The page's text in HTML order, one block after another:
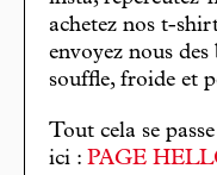
achetez nos t-
envoyez nous
souffle, froide et
Tout cela se
ici : PAGE